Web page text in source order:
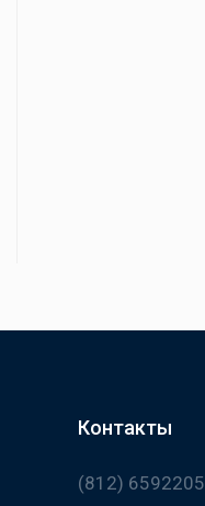
Контакты
(812) 6592205